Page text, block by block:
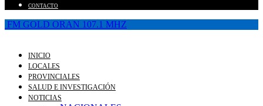
CONTACTO
FM GOLD ORAN 107.1 MHZ
INICIO
LOCALES
PROVINCIALES
SALUD E INVESTIGACIÓN
NOTICIAS